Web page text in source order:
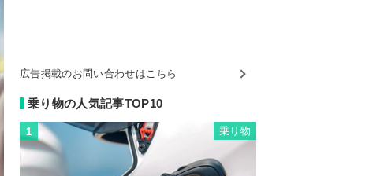
広告掲載のお問い合わせはこちら
乗り物の人気記事TOP10
1 乗り物